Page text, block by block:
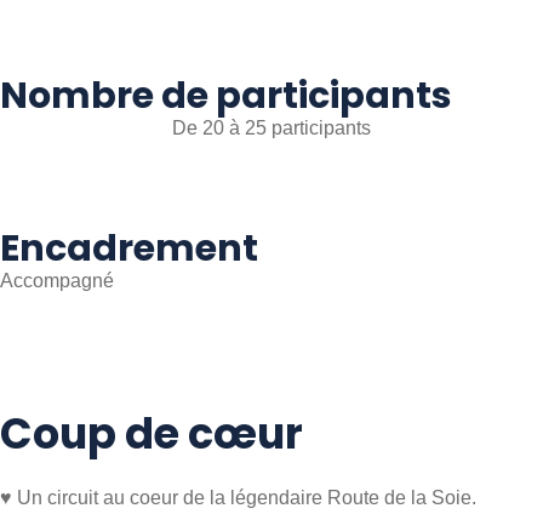
Nombre de participants
De 20 à 25 participants
Encadrement
Accompagné
Coup de cœur
♥ Un circuit au coeur de la légendaire Route de la Soie.